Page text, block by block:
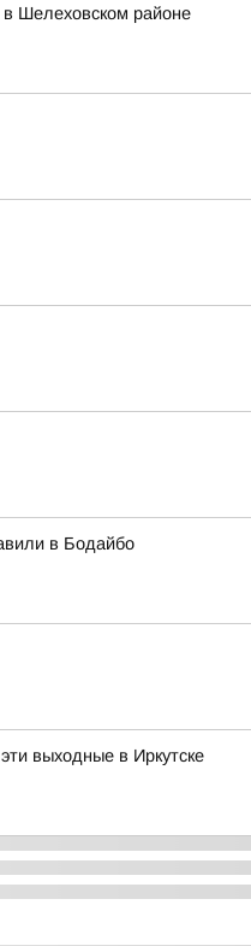
Шелеховском районе
в Бодайбо
выходные в Иркутске